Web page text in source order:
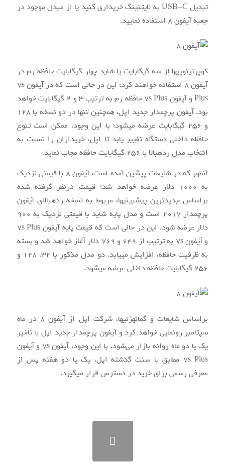
تبدیل USB-C به لایتنینگ خریداری کنید یا از مبدل موجود در
جعبه آیفون ۸ استفاده نمایید.
کوپرتینویی‎ها از سه گیگابایت یا شاید چهار گیگابایت حافظه رم در
آیفون ۸ استفاده خواهند کرد؛ این در حالی است که در آیفون ۷s
Plus و آیفون ۷s Plus حافظه رم به ترتیب ۳ و ۲ گیگابایت خواهد
بود. آیفون پرچم‎دار جدید اپل، هم‎چنین تنها در دو نسخه با ۱۲۸
و ۲۵۶ گیگابایت عرضه می‎شود؛ با این وجود، ممکن است تنوع
حافظه داخلی دستگاه تغییر یابد تا اپل، خریداران را نسبت به
انتخاب مدل رده‎بالا با ۲۵۶ گیگابایت حافظه مجاب نماید.
آن‎طور که در شایعات پیشین آمده است، آیفون ۸ با قیمتی نزدیک
به ۱۰۰۰ دلار عرضه خواهد شد؛ قیمت درنظر گرفته شده
براساس جدیدترین پیش‎بینی‎ها، مربوط به نسخه رده‎بالای آیفون
پرچم‎دار ۲۰۱۷ است و مدل پایه شاید با قیمتی نزدیک به ۹۰۰
دلار عرضه شود. این در حالی است که قیمت پایه آیفون ۷s Plus
و آیفون ۷s به ترتیب از ۶۴۹ و ۷۶۹ دلار آغاز خواهد شد و بسته
به ظرفیت حافظه، افزایش می‎یابد. دو مدل مذکور با ۳۲، ۱۲۸ و
۲۵۶ گیگابایت حافظه داخلی عرضه می‎شود.
براساس شایعات و گمانه‎زنی‎ها، شرکت اپل از آیفون ۸ در ماه
سپتامبر رونمایی خواهد کرد و آیفون پرچم‎دار جدید اپل با تأخیر
یک یا دو ماه روانه بازار می‌شود. با این وجود، آیفون ۷s و آیفون
۷s Plus مطابق با سنت گذشته اپل، یک یا دو هفته پس از
معرفی رسمی برای خرید در دسترس قرار می‎گیرد.